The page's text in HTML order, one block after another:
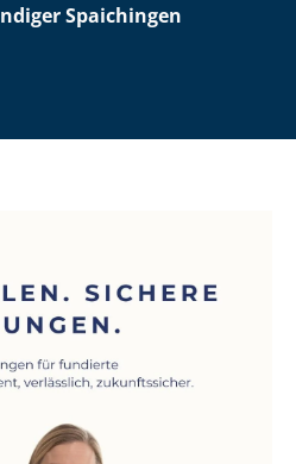
Spaichingen